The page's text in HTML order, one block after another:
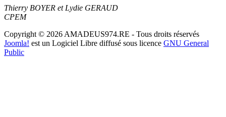
Thierry BOYER et Lydie GERAUD
CPEM
Copyright © 2026 AMADEUS974.RE - Tous droits réservés
Joomla! est un Logiciel Libre diffusé sous licence GNU General
Public